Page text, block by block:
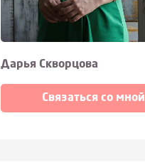
Дарья Скворцова
Связаться со мной